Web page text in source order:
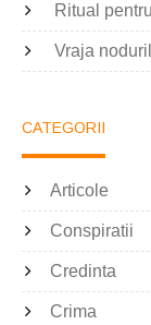
Ritual
Vraja
CATEGORII
Articole
Conspiratii
Credinta
Crima